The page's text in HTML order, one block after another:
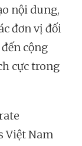
nội dung,
đơn vị đối
cộng
cực trong
Việt Nam